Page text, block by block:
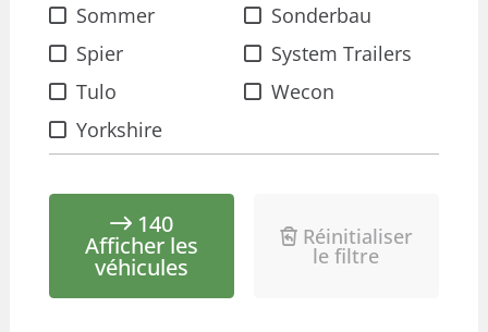
Sommer
Sonderbau
Spier
System Trailers
Tulo
Wecon
Yorkshire
140
Afficher les
véhicules
Réinitialiser
le filtre